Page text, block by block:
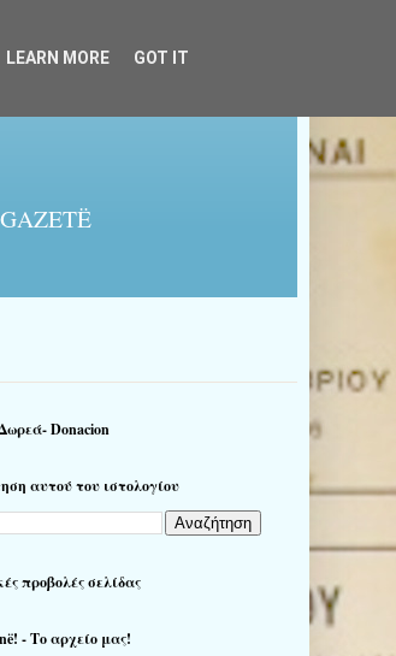
Donacion
αυτού του ιστολογίου
προβολές σελίδας
- Το αρχείο μας!
LEARN MORE GOT IT